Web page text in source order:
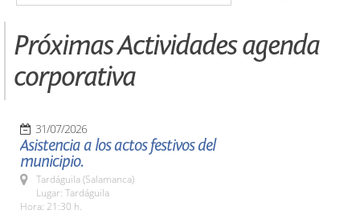
Próximas Actividades agenda
corporativa
31/07/2026
Asistencia a los actos festivos del
municipio.
Tardáguila (Salamanca)
Lugar: Tardáguila
Hora: 21:30 h.